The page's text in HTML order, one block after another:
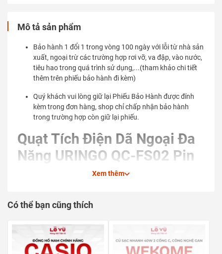
Mô tả sản phẩm
Bảo hành 1 đổi 1 trong vòng 100 ngày với lỗi từ nhà sản
xuất, ngoại trừ các trường hợp rơi vỡ, va đập, vào nước,
tiêu hao trong quá trình sử dụng,...(tham khảo chi tiết
thêm trên phiếu bảo hành đi kèm)
Quý khách vui lòng giữ lại Phiếu Bảo Hành được đính
kèm trong đơn hàng, shop chỉ chấp nhận bảo hành
trong trường hợp còn giữ lại phiếu.
Quạt Tích Điện Dã Ngoại Đa
Năng URINGO QC-FS02 Pin
Khủng 10.000mAh - Quạt
Đèn LED Hiệu Ứng Ánh Sáng
Nghệ Thuật Khay Tinh Dầu
Chống Muỗi Khẩn Cấp
Xem thêm
Có thể bạn cũng thích